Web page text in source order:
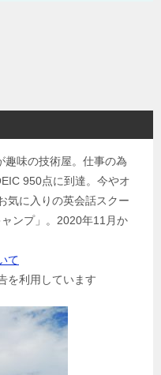
趣味の技術屋。仕事の為
950点に到達。今やオ
気に入りの英会話スクー
ンプ」。2020年11月か
て
を利用しています